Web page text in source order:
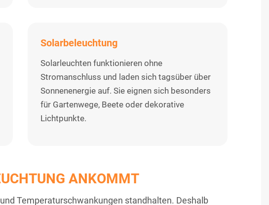
Solarbeleuchtung
Solarleuchten funktionieren ohne
Stromanschluss und laden sich tagsüber über
Sonnenenergie auf. Sie eignen sich besonders
für Gartenwege, Beete oder dekorative
Lichtpunkte.
ANKOMMT
Temperaturschwankungen standhalten. Deshalb